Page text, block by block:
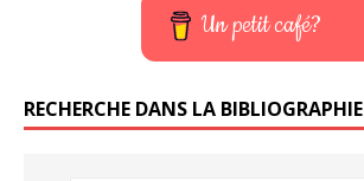
Un petit café?
RECHERCHE DANS LA BIBLIOGRAPHIE